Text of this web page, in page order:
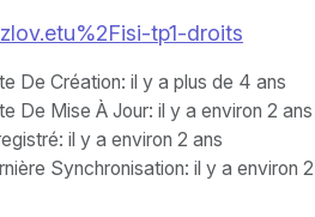
tp1-droits
De Création: il y a plus de 4 ans
De Mise À Jour: il y a environ 2 ans
: il y a environ 2 ans
Synchronisation: il y a environ